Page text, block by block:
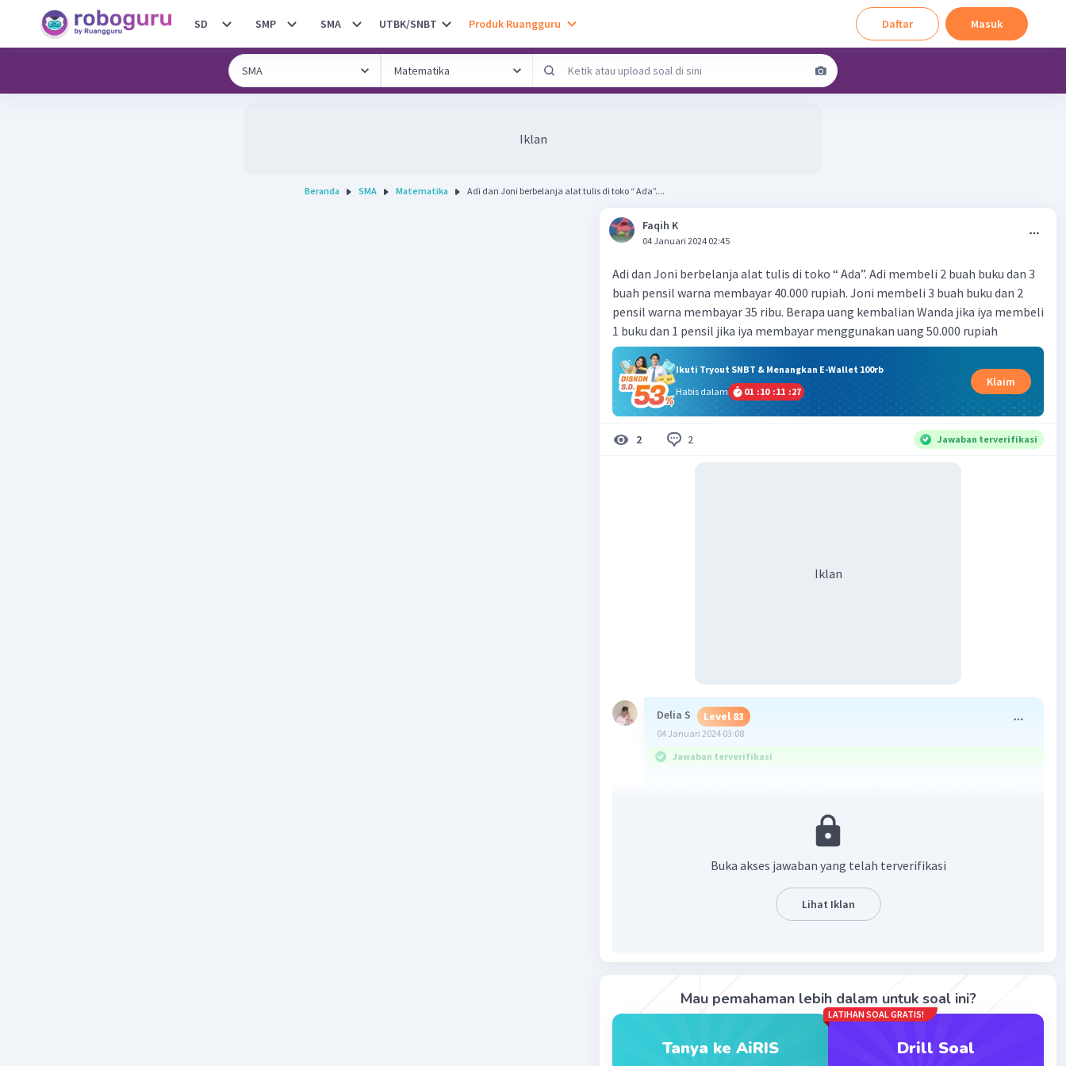
SD SMP SMA UTBK/SNBT Produk Ruangguru Daftar Masuk
Iklan
Beranda SMA Matematika Adi dan Joni berbelanja alat tulis di toko “ Ada”....
Faqih K
04 Januari 2024 02:45
Adi dan Joni berbelanja alat tulis di toko “ Ada”. Adi membeli 2 buah buku dan 3
buah pensil warna membayar 40.000 rupiah. Joni membeli 3 buah buku dan 2
pensil warna membayar 35 ribu. Berapa uang kembalian Wanda jika iya membeli
1 buku dan 1 pensil jika iya membayar menggunakan uang 50.000 rupiah
Ikuti Tryout SNBT & Menangkan E-Wallet 100rb
Habis dalam
01 :10 :11 :26
Klaim
2 2 Jawaban terverifikasi
Iklan
Delia S Level 83
04 Januari 2024 03:08
Jawaban terverifikasi
Buka akses jawaban yang telah terverifikasi
Lihat Iklan
Mau pemahaman lebih dalam untuk soal ini?
Tanya ke AiRIS
LATIHAN SOAL GRATIS!
Drill Soal